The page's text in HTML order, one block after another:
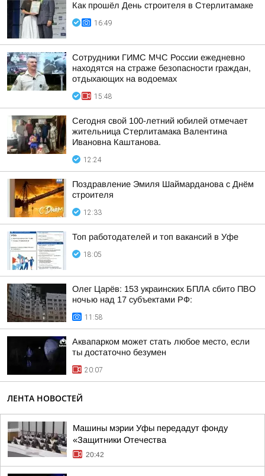
Как прошёл День строителя в Стерлитамаке
16:49
Сотрудники ГИМС МЧС России ежедневно
находятся на страже безопасности граждан,
отдыхающих на водоемах
15:48
Сегодня свой 100-летний юбилей отмечает
жительница Стерлитамака Валентина
Ивановна Каштанова.
12:24
Поздравление Эмиля Шаймарданова с Днём
строителя
12:33
Топ работодателей и топ вакансий в Уфе
18:05
Олег Царёв: 153 украинских БПЛА сбито ПВО
ночью над 17 субъектами РФ:
11:58
Аквапарком может стать любое место, если
ты достаточно безумен
20:07
ЛЕНТА НОВОСТЕЙ
Машины мэрии Уфы передадут фонду
«Защитники Отечества
20:42